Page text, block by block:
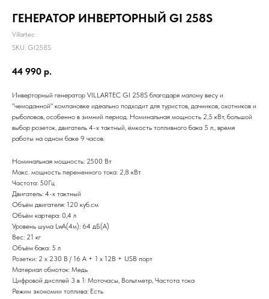
ГЕНЕРАТОР ИНВЕРТОРНЫЙ GI 258S
Villartec
SKU: GI258S
44 990 р.
Инверторный генератор VILLARTEC GI 258S благодаря малому весу и
"чемоданной" компановке идеально подходит для туристов, дачников, охотников и
рыболовов, особенно в зимний период. Номинальная мощность 2,5 кВт, большой
выбор розеток, двигатель 4-х тактный, ёмкость топливного бака 5 л., время
работы на одном баке 9 часов.
Номинальная мощность: 2500 Вт
Макс. мощность переменного тока: 2,8 кВт
Частота: 50Гц
Двигатель: 4-х тактный
Объём двигателя: 120 куб.см
Объём картера: 0,4 л
Уровень шума LwA(4м): 64 дБ(А)
Вес: 21 кг
Объём бака: 5 л
Розетки: 2 х 230 В / 16 А + 1 х 12В + USB порт
Материал обмоток: Медь
Цифровой дисплей 3 в 1: Моточасы, Вольтметр, Частота тока
Режим экономии топлива: Есть